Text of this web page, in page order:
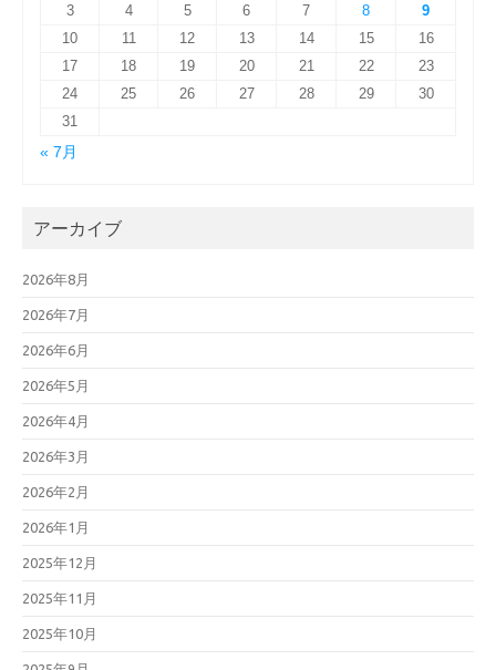
3
4 5 6 7 8
9
10
11 12 13 14 15
16
17
18 19 20 21 22
23
24
25 26 27 28 29
30
31
« 7月
アーカイブ
2026年8月
2026年7月
2026年6月
2026年5月
2026年4月
2026年3月
2026年2月
2026年1月
2025年12月
2025年11月
2025年10月